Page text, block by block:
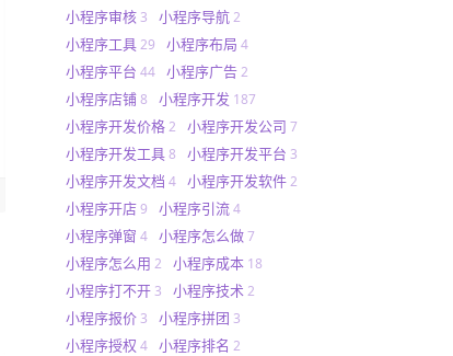
小程序审核 3 小程序导航 2
小程序工具 29 小程序布局 4
小程序平台 44 小程序广告 2
小程序店铺 8 小程序开发 187
小程序开发价格 2 小程序开发公司 7
小程序开发工具 8 小程序开发平台 3
小程序开发文档 4 小程序开发软件 2
小程序开店 9 小程序引流 4
小程序弹窗 4 小程序怎么做 7
小程序怎么用 2 小程序成本 18
小程序打不开 3 小程序技术 2
小程序报价 3 小程序拼团 3
小程序授权 4 小程序排名 2